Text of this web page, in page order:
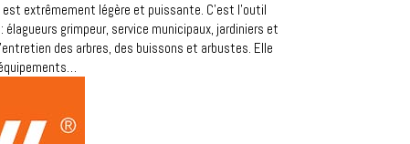
est extrêmement légère et puissante. C’est l’outil
grimpeur, service municipaux, jardiniers et
des arbres, des buissons et arbustes. Elle